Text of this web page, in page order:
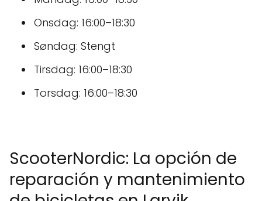
Onsdag: 16:00–18:30
Søndag: Stengt
Tirsdag: 16:00–18:30
Torsdag: 16:00–18:30
ScooterNordic: La opción de
reparación y mantenimiento